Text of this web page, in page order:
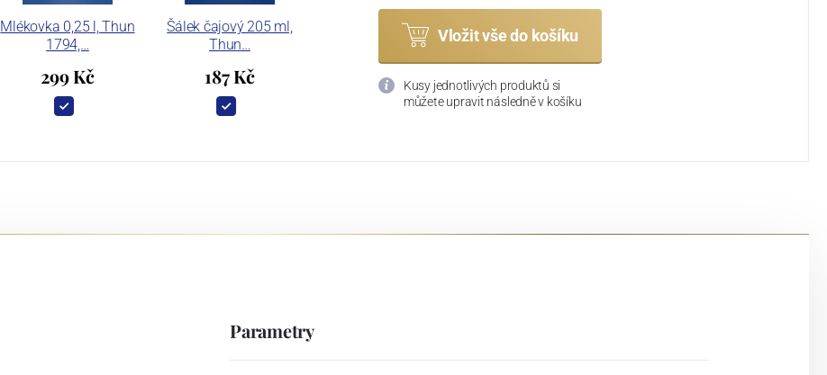
Mlékovka 0,25 l, Thun
1794,…
299 Kč
Šálek čajový 205 ml,
Thun…
187 Kč
Vložit vše do košíku
Kusy jednotlivých produktů si
můžete upravit následně v košíku
Parametry